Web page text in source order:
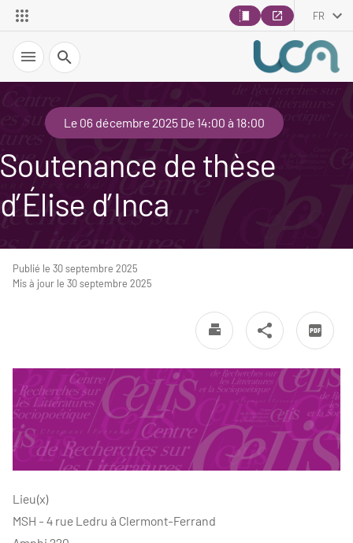
FR
Recherche
Le 06 décembre 2025 De 14:00 à 18:00
Soutenance de thèse
d’Élise d’Inca
Publié le 30 septembre 2025
Mis à jour le 30 septembre 2025
Lieu(x)
MSH - 4 rue Ledru à Clermont-Ferrand